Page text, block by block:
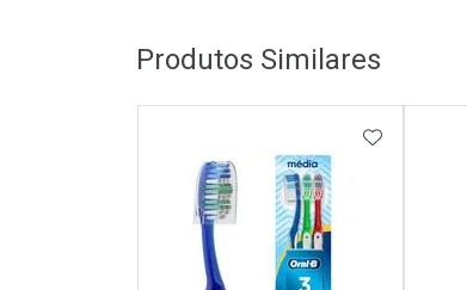
Produtos Similares